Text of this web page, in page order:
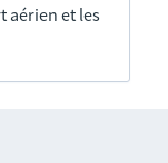
et les